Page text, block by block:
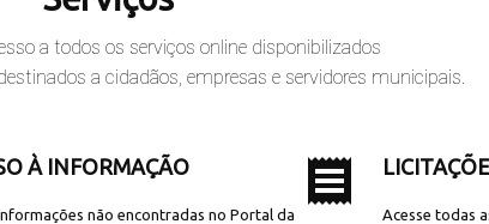
a todos os serviços online disponibilizados
a cidadãos, empresas e servidores municipais.
À INFORMAÇÃO
não encontradas no Portal da
receipt
Acesse todas